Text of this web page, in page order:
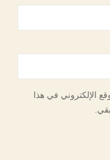
الإلكتروني في هذا